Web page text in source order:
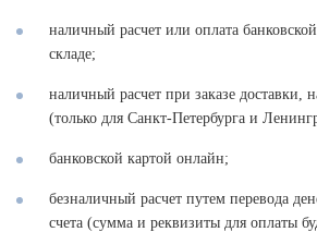
наличный расчет или оплата
складе;
наличный расчет при заказе доставки,
(только для Санкт-Петербурга и
банковской картой онлайн;
безналичный расчет путем перевода
счета (сумма и реквизиты для оплаты